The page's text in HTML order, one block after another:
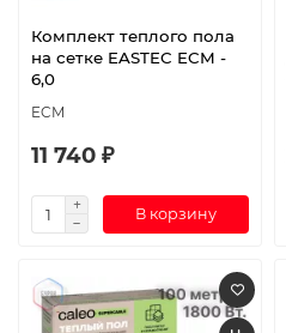
Комплект теплого пола
на сетке EASTEC ECM -
6,0
ECM
11 740 ₽
В корзину